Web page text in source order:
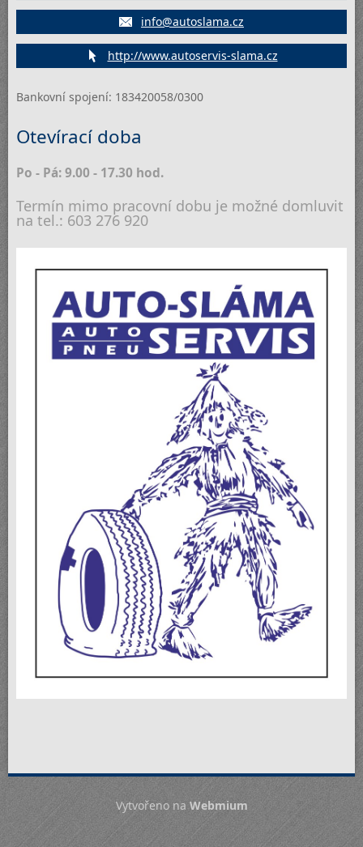
info@autoslama.cz
http://www.autoservis-slama.cz
Bankovní spojení: 183420058/0300
Otevírací doba
Po - Pá: 9.00 - 17.30 hod.
Termín mimo pracovní dobu je možné domluvit
na tel.: 603 276 920
Vytvořeno naWebmium